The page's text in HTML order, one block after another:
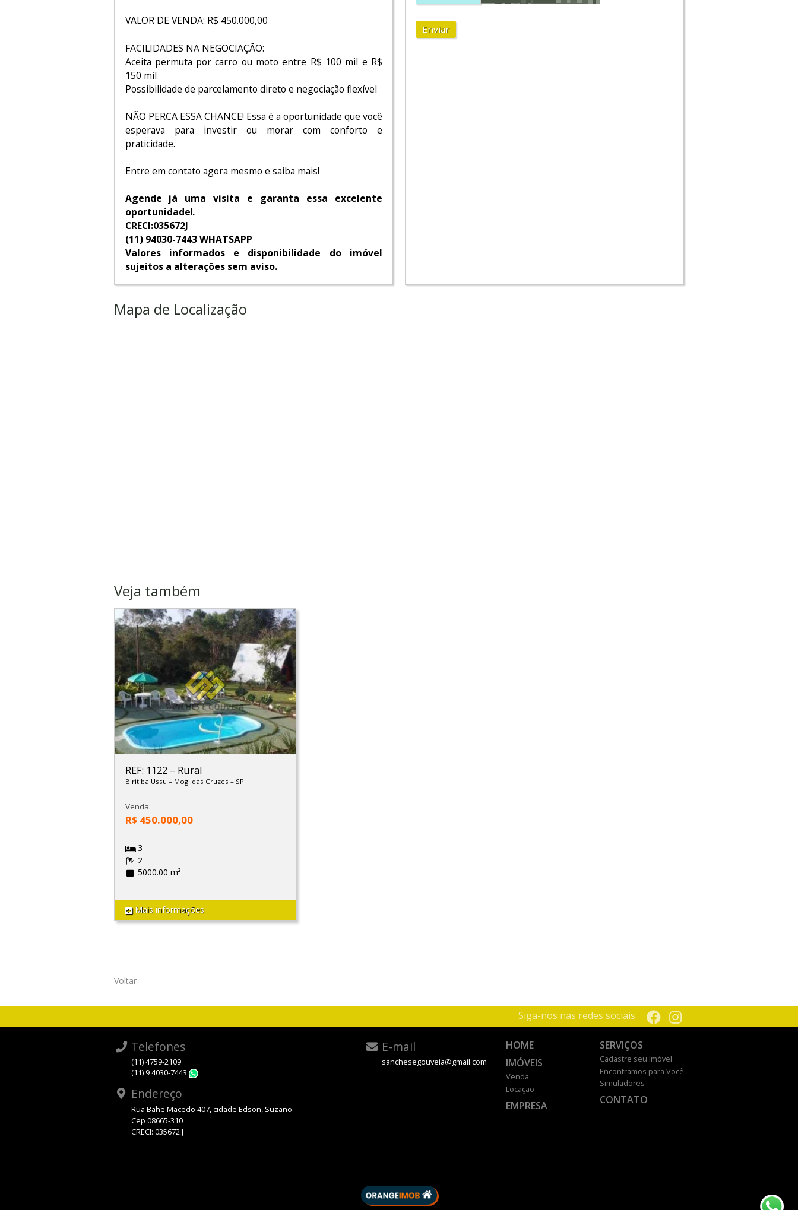
VALOR DE VENDA: R$ 450.000,00
FACILIDADES NA NEGOCIAÇÃO:
Aceita permuta por carro ou moto entre R$ 100 mil e R$
150 mil
Possibilidade de parcelamento direto e negociação flexível
NÃO PERCA ESSA CHANCE! Essa é a oportunidade que você
esperava para investir ou morar com conforto e
praticidade.
Entre em contato agora mesmo e saiba mais!
Agende já uma visita e garanta essa excelente
oportunidade!.
CRECI:035672J
(11) 94030-7443 WHATSAPP
Valores informados e disponibilidade do imóvel
sujeitos a alterações sem aviso.
Enviar
Mapa de Localização
Veja também
REF: 1122 – Rural
Biritiba Ussu – Mogi das Cruzes – SP
Venda:
R$ 450.000,00
3
2
5000.00 m²
Mais informações
Voltar
Siga-nos nas redes sociais
Telefones
(11) 4759-2109
(11) 9 4030-7443
E-mail
sanchesegouveia@gmail.com
Endereço
Rua Bahe Macedo 407, cidade Edson, Suzano.
Cep 08665-310
CRECI: 035672 J
HOME
IMÓVEIS
Venda
Locação
EMPRESA
SERVIÇOS
Cadastre seu Imóvel
Encontramos para Você
Simuladores
CONTATO